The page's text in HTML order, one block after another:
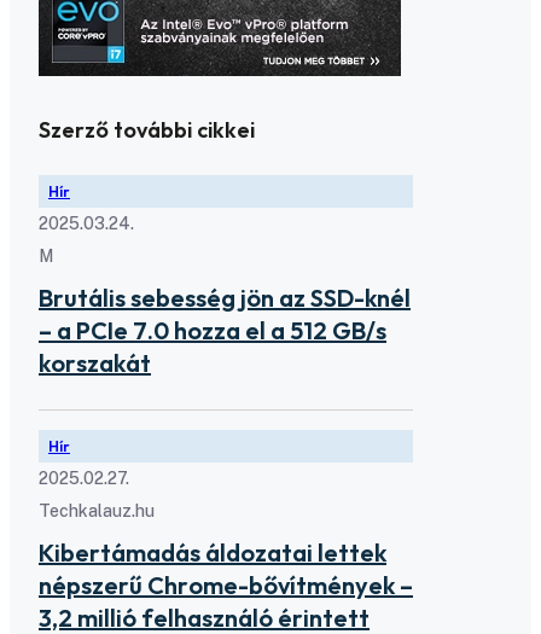
Szerző további cikkei
Hír
2025.03.24.
M
Brutális sebesség jön az SSD-knél
– a PCIe 7.0 hozza el a 512 GB/s
korszakát
Hír
2025.02.27.
Techkalauz.hu
Kibertámadás áldozatai lettek
népszerű Chrome-bővítmények –
3,2 millió felhasználó érintett